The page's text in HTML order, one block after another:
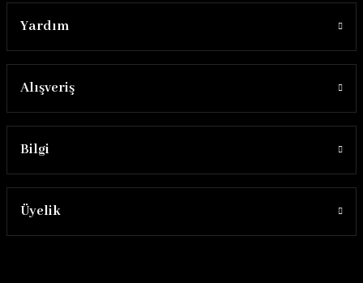
Yardım
Alışveriş
Bilgi
Üyelik